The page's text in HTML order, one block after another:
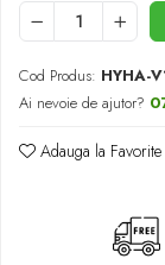
Cod Produs: HYHA-
Ai nevoie de ajutor?
Adauga la Favorite